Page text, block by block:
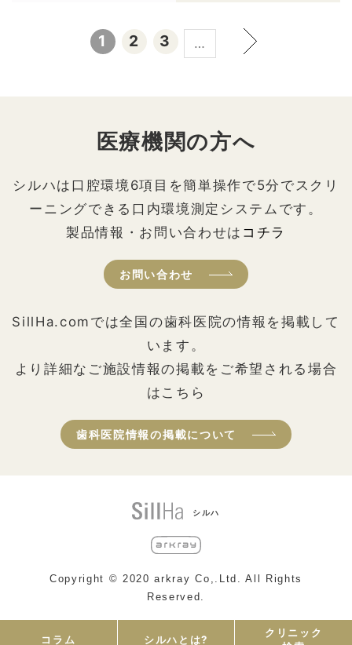
1 2 3 …
医療機関の方へ
シルハは口腔環境6項目を簡単操作で5分でスクリ
ーニングできる口内環境測定システムです。
製品情報・お問い合わせは コチラ
お問い合わせ
SillHa.comでは全国の歯科医院の情報を掲載して
います。
より詳細なご施設情報の掲載をご希望される場合
はこちら
歯科医院情報の掲載について
シルハ
Copyright © 2020 arkray Co,.Ltd. All Rights
Reserved.
コラム シルハとは?
クリニック